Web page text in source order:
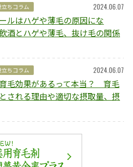
ちコラム 2024.06.07
ルはハゲや薄毛の原因にな
酒とハゲや薄毛、抜け毛の関係
ちコラム 2024.06.07
毛効果があるって本当？ 育毛
される理由や適切な摂取量、摂